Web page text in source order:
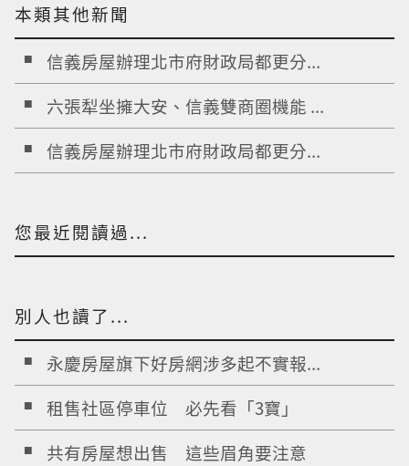
本類其他新聞
信義房屋辦理北市府財政局都更分...
六張犁坐擁大安、信義雙商圈機能 ...
信義房屋辦理北市府財政局都更分...
您最近閱讀過...
別人也讀了...
永慶房屋旗下好房網涉多起不實報...
租售社區停車位 必先看「3寶」
共有房屋想出售 這些眉角要注意